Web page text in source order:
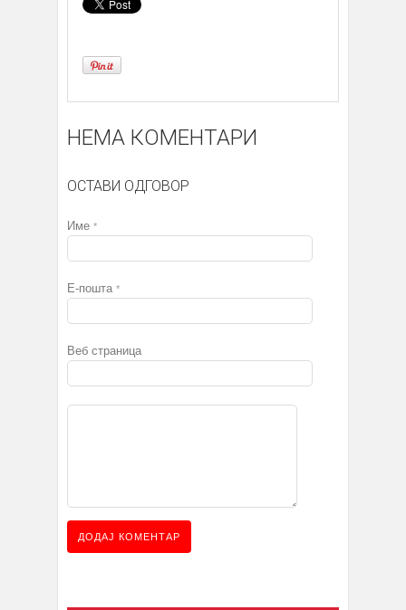
НЕМА КОМЕНТАРИ
ОСТАВИ ОДГОВОР
Име *
Е-пошта *
Веб страница